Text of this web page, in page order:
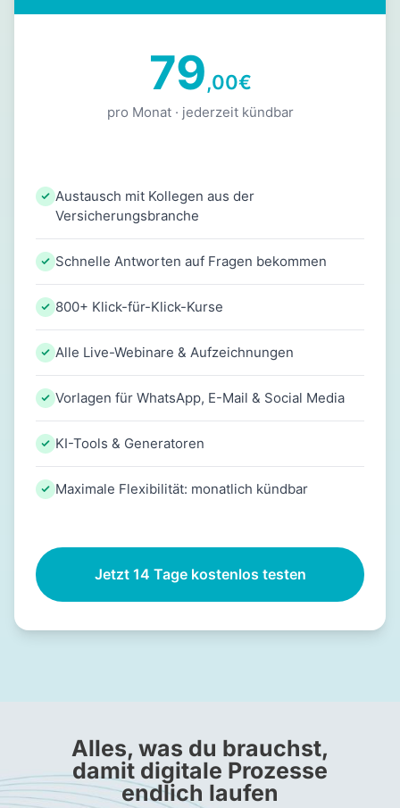
79,00€
pro Monat · jederzeit kündbar
Austausch mit Kollegen aus der
Versicherungsbranche
Schnelle Antworten auf Fragen bekommen
800+ Klick-für-Klick-Kurse
Alle Live-Webinare & Aufzeichnungen
Vorlagen für WhatsApp, E-Mail & Social Media
KI-Tools & Generatoren
Maximale Flexibilität: monatlich kündbar
Jetzt 14 Tage kostenlos testen
Alles, was du brauchst,
damit digitale Prozesse
endlich laufen